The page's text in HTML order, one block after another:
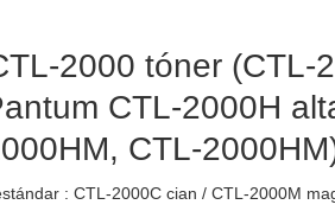
2000 tóner
CTL-2000H
CTL-
: CTL-2000C cian / CTL-2000M